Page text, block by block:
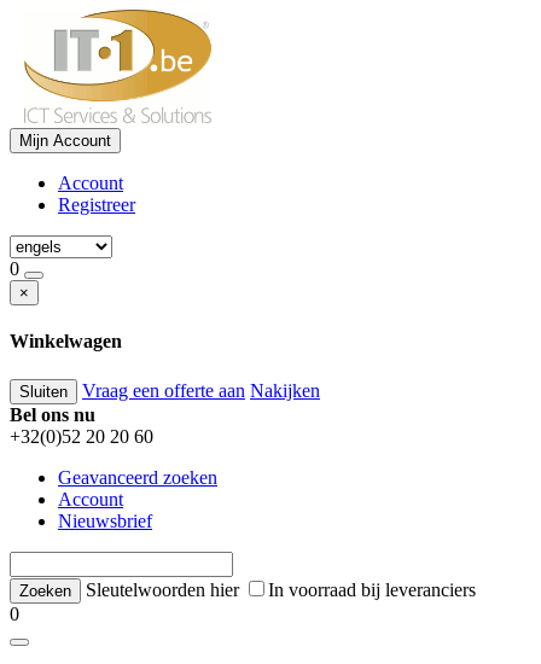
Mijn Account
Account
Registreer
0
×
Winkelwagen
Sluiten Vraag een offerte aan Nakijken
Bel ons nu
+32(0)52 20 20 60
Geavanceerd zoeken
Account
Nieuwsbrief
Sleutelwoorden hier
In voorraad bij leveranciers
0